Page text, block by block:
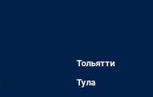
Тольятти
Тула